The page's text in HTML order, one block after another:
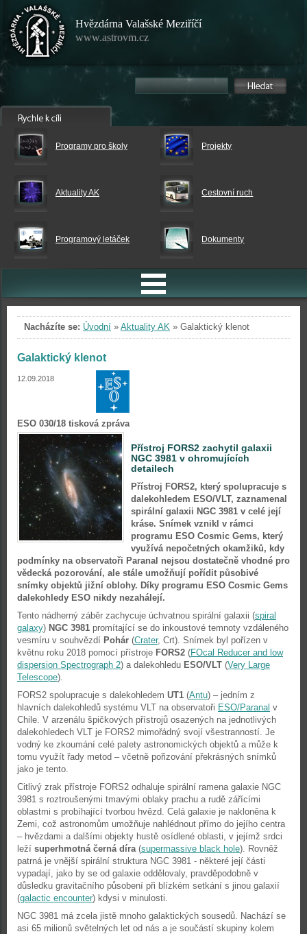
Hvězdárna Valašské Meziříčí
www.astrovm.cz
Programy pro školy Projekty
Aktuality AK Cestovní ruch
Programový letáček Dokumenty
Nacházíte se: Úvodní » Aktuality AK » Galaktický klenot
Galaktický klenot
12.09.2018
ESO 030/18 tisková zpráva
Přístroj FORS2 zachytil galaxii
NGC 3981 v ohromujících
detailech
Přístroj FORS2, který spolupracuje s
dalekohledem ESO/VLT, zaznamenal
spirální galaxii NGC 3981 v celé její
kráse. Snímek vznikl v rámci
programu ESO Cosmic Gems, který
využívá nepočetných okamžiků, kdy
podmínky na observatoři Paranal nejsou dostatečně vhodné pro
vědecká pozorování, ale stále umožňují pořídit působivé
snímky objektů jižní oblohy. Díky programu ESO Cosmic Gems
dalekohledy ESO nikdy nezahálejí.
Tento nádherný záběr zachycuje úchvatnou spirální galaxii (spiral
galaxy) NGC 3981 promítající se do inkoustové temnoty vzdáleného
vesmíru v souhvězdí Pohár (Crater, Crt). Snímek byl pořízen v
květnu roku 2018 pomocí přístroje FORS2 (FOcal Reducer and low
dispersion Spectrograph 2) a dalekohledu ESO/VLT (Very Large
Telescope).
FORS2 spolupracuje s dalekohledem UT1 (Antu) – jedním z
hlavních dalekohledů systému VLT na observatoři ESO/Paranal v
Chile. V arzenálu špičkových přístrojů osazených na jednotlivých
dalekohledech VLT je FORS2 mimořádný svojí všestranností. Je
vodný ke zkoumání celé palety astronomických objektů a může k
tomu využít řady metod – včetně pořizování překrásných snímků
jako je tento.
Citlivý zrak přístroje FORS2 odhaluje spirální ramena galaxie NGC
3981 s roztroušenými tmavými oblaky prachu a rudě zářícími
oblastmi s probíhající tvorbou hvězd. Celá galaxie je nakloněna k
Zemi, což astronomům umožňuje nahlédnout přímo do jejího centra
– hvězdami a dalšími objekty hustě osídlené oblasti, v jejímž srdci
leží superhmotná černá díra (supermassive black hole). Rovněž
patrná je vnější spirální struktura NGC 3981 - některé její části
vypadají, jako by se od galaxie oddělovaly, pravděpodobně v
důsledku gravitačního působení při blízkém setkání s jinou galaxií
(galactic encounter) kdysi v minulosti.
NGC 3981 má zcela jistě mnoho galaktických sousedů. Nachází se
asi 65 milionů světelných let od nás a je součástí skupiny kolem